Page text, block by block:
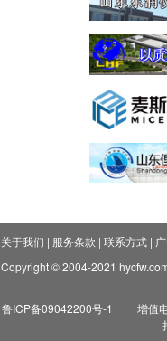
关于我们 | 服务条款 | 联系方式|
Copyright © 2004-2021
鲁ICP备09042200号-1
增值